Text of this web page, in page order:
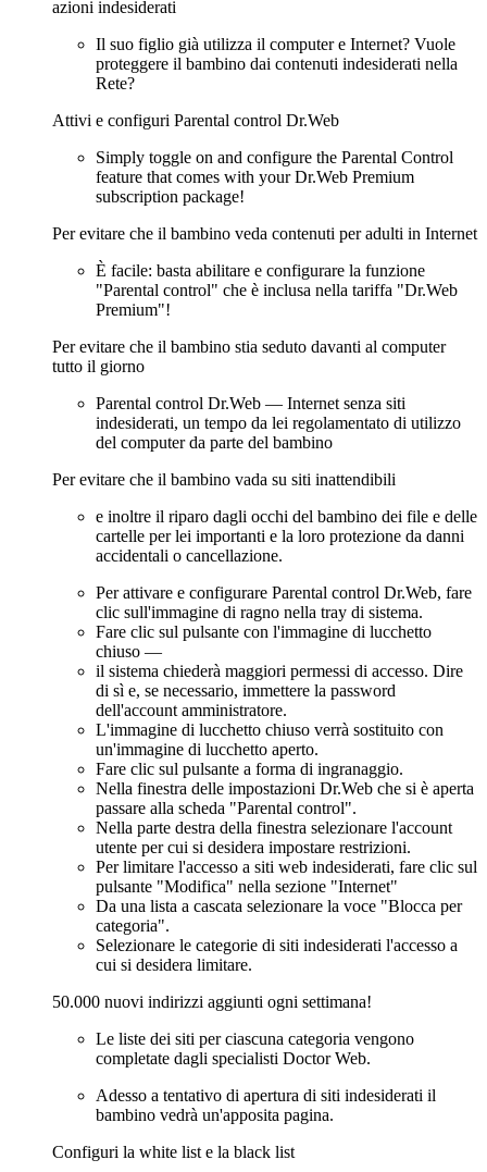
azioni indesiderati
Il suo figlio già utilizza il computer e Internet? Vuole
proteggere il bambino dai contenuti indesiderati nella
Rete?
Attivi e configuri Parental control Dr.Web
Simply toggle on and configure the Parental Control
feature that comes with your Dr.Web Premium
subscription package!
Per evitare che il bambino veda contenuti per adulti in Internet
È facile: basta abilitare e configurare la funzione
"Parental control" che è inclusa nella tariffa "Dr.Web
Premium"!
Per evitare che il bambino stia seduto davanti al computer
tutto il giorno
Parental control Dr.Web — Internet senza siti
indesiderati, un tempo da lei regolamentato di utilizzo
del computer da parte del bambino
Per evitare che il bambino vada su siti inattendibili
e inoltre il riparo dagli occhi del bambino dei file e delle
cartelle per lei importanti e la loro protezione da danni
accidentali o cancellazione.
Per attivare e configurare Parental control Dr.Web, fare
clic sull'immagine di ragno nella tray di sistema.
Fare clic sul pulsante con l'immagine di lucchetto
chiuso —
il sistema chiederà maggiori permessi di accesso. Dire
di sì e, se necessario, immettere la password
dell'account amministratore.
L'immagine di lucchetto chiuso verrà sostituito con
un'immagine di lucchetto aperto.
Fare clic sul pulsante a forma di ingranaggio.
Nella finestra delle impostazioni Dr.Web che si è aperta
passare alla scheda "Parental control".
Nella parte destra della finestra selezionare l'account
utente per cui si desidera impostare restrizioni.
Per limitare l'accesso a siti web indesiderati, fare clic sul
pulsante "Modifica" nella sezione "Internet"
Da una lista a cascata selezionare la voce "Blocca per
categoria".
Selezionare le categorie di siti indesiderati l'accesso a
cui si desidera limitare.
50.000 nuovi indirizzi aggiunti ogni settimana!
Le liste dei siti per ciascuna categoria vengono
completate dagli specialisti Doctor Web.
Adesso a tentativo di apertura di siti indesiderati il
bambino vedrà un'apposita pagina.
Configuri la white list e la black list